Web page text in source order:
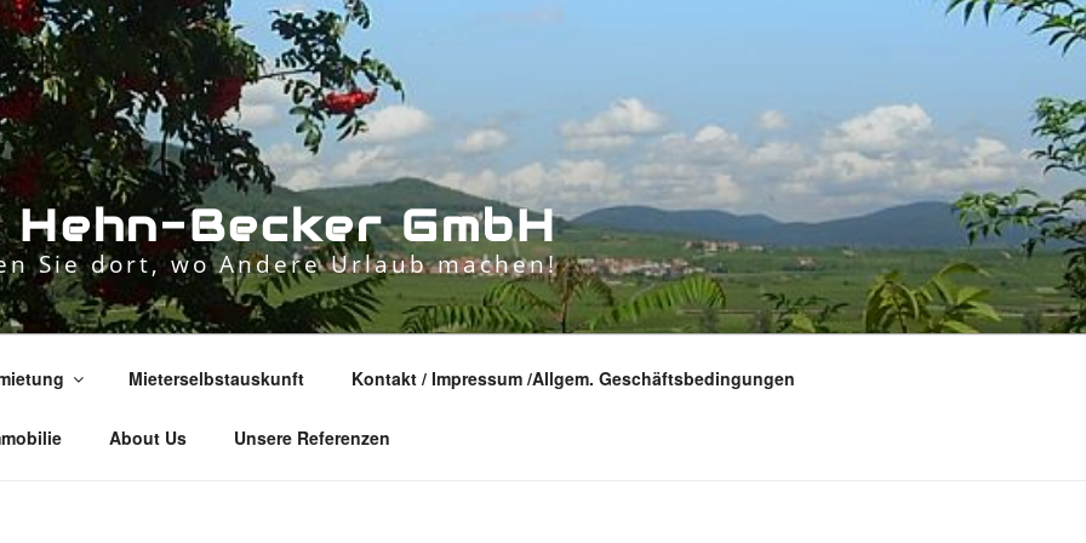
Hehn-Becker GmbH
Sie dort, wo Andere Urlaub machen!
Mieterselbstauskunft Kontakt / Impressum /Allgem. Geschäftsbedingungen
About Us Unsere Referenzen